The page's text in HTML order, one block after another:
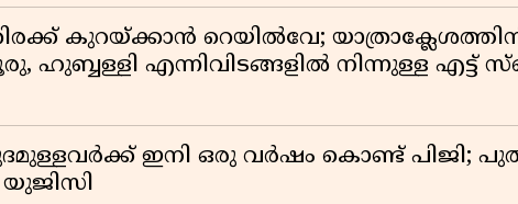
കുറയ്ക്കാൻ റെയിൽവേ;
ഹുബ്ബള്ളി എന്നിവിടങ്ങളിൽ നിന്നുള്ള എട്ട്
ഇനി ഒരു വർഷം കൊണ്ട് പിജി;
യുജിസി